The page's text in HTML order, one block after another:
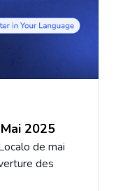
2025
de mai
des